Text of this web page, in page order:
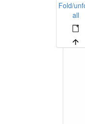
Fold/
all